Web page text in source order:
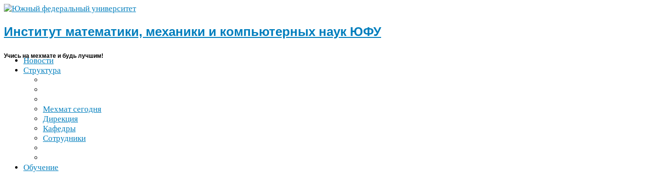
Институт математики, механики и компьютерных наук ЮФУ
Учись на мехмате и будь лучшим!
Новости
Структура
Мехмат сегодня
Дирекция
Кафедры
Сотрудники
Обучение